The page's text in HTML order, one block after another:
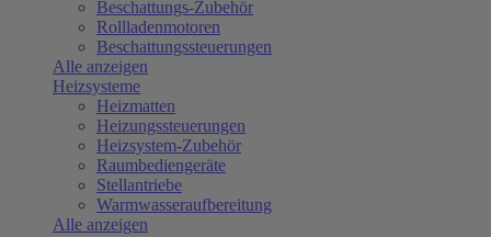
Beschattungs-Zubehör
Rollladenmotoren
Beschattungssteuerungen
Alle anzeigen
Heizsysteme
Heizmatten
Heizungssteuerungen
Heizsystem-Zubehör
Raumbediengeräte
Stellantriebe
Warmwasseraufbereitung
Alle anzeigen